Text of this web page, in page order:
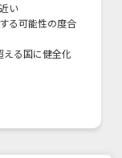
い
る可能性の度合
える国に健全化